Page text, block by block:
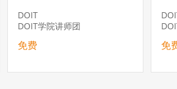
DOIT
DOIT学院讲师团
免费 免